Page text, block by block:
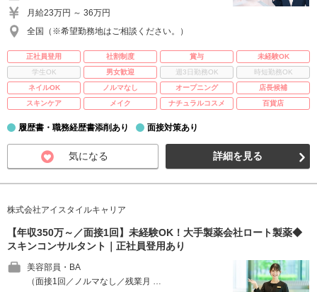
月給23万円 ～ 36万円
全国（※希望勤務地はご相談ください。）
正社員登用 社割制度 賞与
未経験OK
学生OK
男女歓迎 週3日勤務OK
時短勤務OK
ネイルOK
ノルマなし オープニング
店長候補
スキンケア
メイク ナチュラルコスメ 百貨店
履歴書・職務経歴書添削あり 面接対策あり
気になる 詳細を見る
株式会社アイスタイルキャリア
【年収350万～／面接1回】未経験OK！大手製薬会社ロート製薬◆
スキンコンサルタント｜正社員登用あり
美容部員・BA
（面接1回／ノルマなし／残業月 …